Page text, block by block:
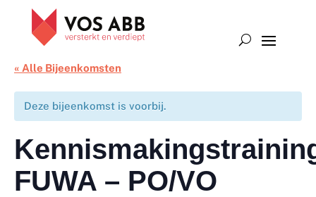
« Alle Bijeenkomsten
Deze bijeenkomst is voorbij.
FUWA – PO/VO